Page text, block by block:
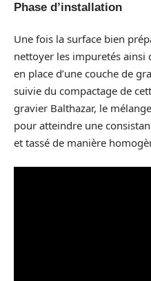
Phase d’installation
Une fois la surface bien
nettoyer les impuretés ainsi
en place d’une couche de
suivie du compactage de
gravier Balthazar, le
pour atteindre une
et tassé de manière